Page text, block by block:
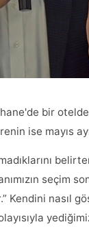
bir
ise mayıs
seçim
Kendini nasıl